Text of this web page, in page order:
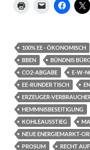
100% EE - ÖKONOMISCH
BBEN
BÜNDNIS
CO2-ABGABE
E-W-
EE-RUNDER TISCH
ERZEUGER-
HEMMNISBESEITIGUNG
KOHLEAUSSTIEG
NEUE ENERGIEMARKT-
PROSUM
RECHT